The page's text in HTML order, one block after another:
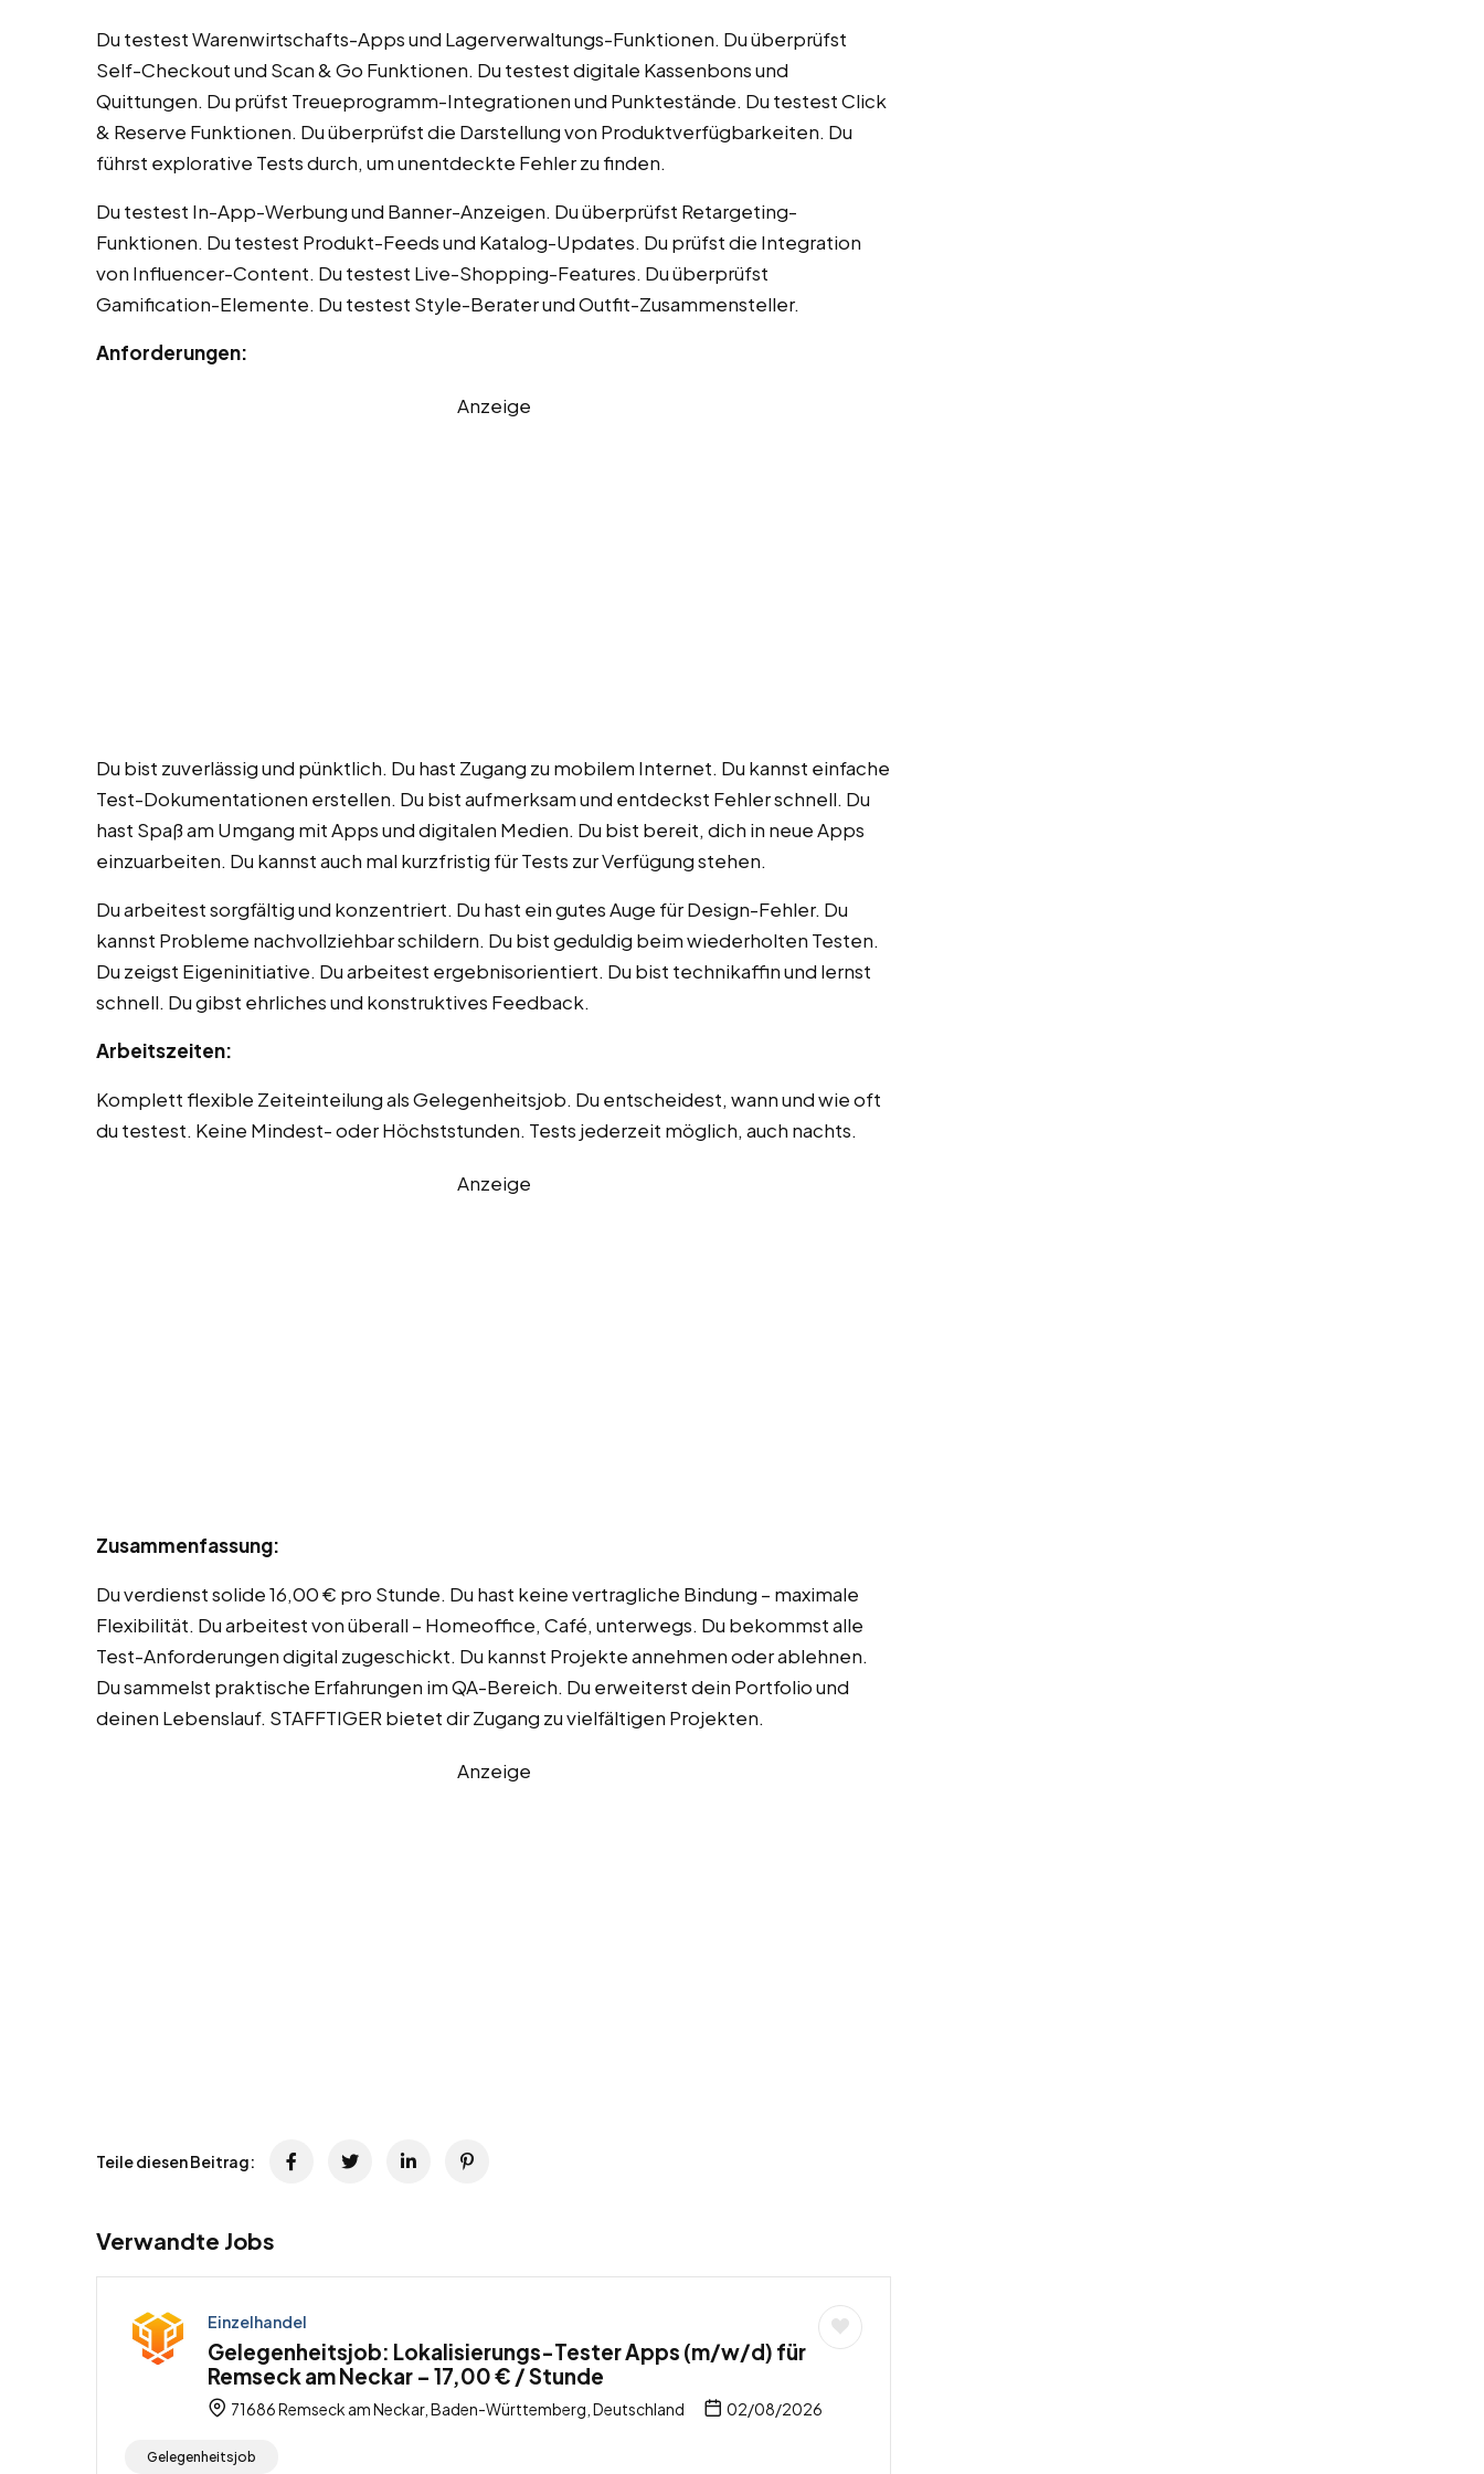
Du testest Warenwirtschafts-Apps und Lagerverwaltungs-Funktionen. Du überprüfst
Self-Checkout und Scan & Go Funktionen. Du testest digitale Kassenbons und
Quittungen. Du prüfst Treueprogramm-Integrationen und Punktestände. Du testest Click
& Reserve Funktionen. Du überprüfst die Darstellung von Produktverfügbarkeiten. Du
führst explorative Tests durch, um unentdeckte Fehler zu finden.
Du testest In-App-Werbung und Banner-Anzeigen. Du überprüfst Retargeting-
Funktionen. Du testest Produkt-Feeds und Katalog-Updates. Du prüfst die Integration
von Influencer-Content. Du testest Live-Shopping-Features. Du überprüfst
Gamification-Elemente. Du testest Style-Berater und Outfit-Zusammensteller.
Anforderungen:
Anzeige
Du bist zuverlässig und pünktlich. Du hast Zugang zu mobilem Internet. Du kannst einfache
Test-Dokumentationen erstellen. Du bist aufmerksam und entdeckst Fehler schnell. Du
hast Spaß am Umgang mit Apps und digitalen Medien. Du bist bereit, dich in neue Apps
einzuarbeiten. Du kannst auch mal kurzfristig für Tests zur Verfügung stehen.
Du arbeitest sorgfältig und konzentriert. Du hast ein gutes Auge für Design-Fehler. Du
kannst Probleme nachvollziehbar schildern. Du bist geduldig beim wiederholten Testen.
Du zeigst Eigeninitiative. Du arbeitest ergebnisorientiert. Du bist technikaffin und lernst
schnell. Du gibst ehrliches und konstruktives Feedback.
Arbeitszeiten:
Komplett flexible Zeiteinteilung als Gelegenheitsjob. Du entscheidest, wann und wie oft
du testest. Keine Mindest- oder Höchststunden. Tests jederzeit möglich, auch nachts.
Anzeige
Zusammenfassung:
Du verdienst solide 16,00 € pro Stunde. Du hast keine vertragliche Bindung – maximale
Flexibilität. Du arbeitest von überall – Homeoffice, Café, unterwegs. Du bekommst alle
Test-Anforderungen digital zugeschickt. Du kannst Projekte annehmen oder ablehnen.
Du sammelst praktische Erfahrungen im QA-Bereich. Du erweiterst dein Portfolio und
deinen Lebenslauf. STAFFTIGER bietet dir Zugang zu vielfältigen Projekten.
Anzeige
Teile diesen Beitrag:
Verwandte Jobs
Einzelhandel
Gelegenheitsjob: Lokalisierungs-Tester Apps (m/w/d) für
Remseck am Neckar – 17,00 € / Stunde
71686 Remseck am Neckar, Baden-Württemberg, Deutschland 02/08/2026
Gelegenheitsjob